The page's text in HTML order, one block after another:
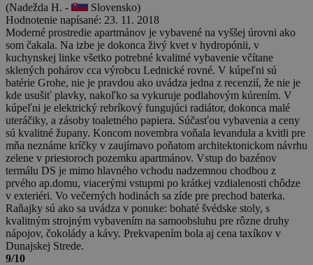
(Nadežda H. -
Slovensko)
Hodnotenie napísané: 23. 11. 2018
Moderné prostredie apartmánov je vybavené na vyššej úrovni ako
som čakala. Na izbe je dokonca živý kvet v hydropónii, v
kuchynskej linke všetko potrebné kvalitné vybavenie včítane
sklených pohárov cca výrobcu Lednické rovné. V kúpeľni sú
batérie Grohe, nie je pravdou ako uvádza jedna z recenzií, že nie je
kde usušiť plavky, nakoľko sa vykuruje podlahovým kúrením. V
kúpeľni je elektrický rebríkový fungujúci radiátor, dokonca malé
uteráčiky, a zásoby toaletného papiera. Súčasťou vybavenia a ceny
sú kvalitné župany. Koncom novembra voňala levandula a kvitli pre
mňa neznáme kríčky v zaujímavo poňatom architektonickom návrhu
zelene v priestoroch pozemku apartmánov. Vstup do bazénov
termálu DS je mimo hlavného vchodu nadzemnou chodbou z
prvého ap.domu, viacerými vstupmi po krátkej vzdialenosti chôdze
v exteriéri. Vo večerných hodinách sa zíde pre prechod baterka.
Raňajky sú ako sa uvádza v ponuke: bohaté švédske stoly, s
kvalitným strojným vybavením na samoobsluhu pre rôzne druhy
nápojov, čokolády a kávy. Prekvapením bola aj cena taxíkov v
Dunajskej Strede.
9/10